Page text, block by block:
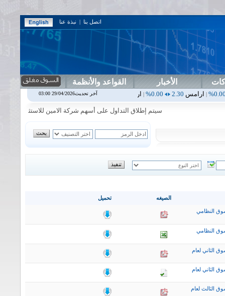
اتصل بنا | نبذة عنا
الأخبار القواعد والأنظمة
2.30
|اربيل 0.00
0.00
0.00%
|اسفنج
سيتم إطلاق التداول على أسهم شركة الامين للاستثمار المالي في
تحميل الصيغه
النظامي
النظامي
الثاني لعام
الثاني لعام
الثالث لعام